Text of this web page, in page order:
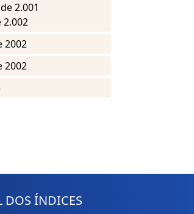
2.001
2.002
2002
2002
DOS ÍNDICES